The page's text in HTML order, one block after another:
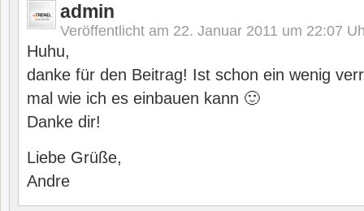
admin
Veröffentlicht am 22. Januar 2011 um 22:07
Huhu,
danke für den Beitrag! Ist schon ein wenig
mal wie ich es einbauen kann 🙂
Danke dir!
Liebe Grüße,
Andre